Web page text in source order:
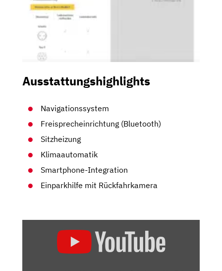
Ausstattungshighlights
Navigationssystem
Freisprecheinrichtung (Bluetooth)
Sitzheizung
Klimaautomatik
Smartphone-Integration
Einparkhilfe mit Rückfahrkamera